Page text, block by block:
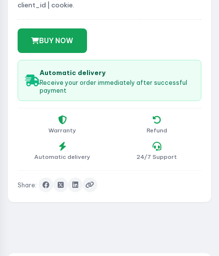
client_id | cookie.
BUY NOW
Automatic delivery
Receive your order immediately after successful
payment
Warranty Refund
Automatic delivery 24/7 Support
Share: